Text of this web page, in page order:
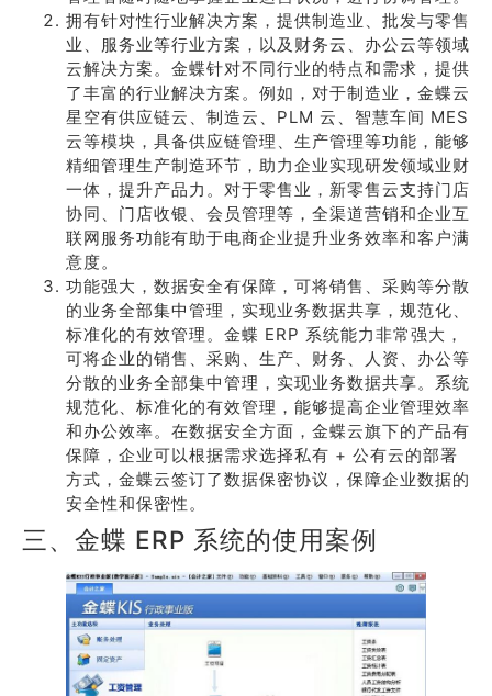
拥有针对性行业解决方案，提供制造业、批发与零售
业、服务业等行业方案，以及财务云、办公云等领域
云解决方案。金蝶针对不同行业的特点和需求，提供
了丰富的行业解决方案。例如，对于制造业，金蝶云
星空有供应链云、制造云、PLM 云、智慧车间 MES
云等模块，具备供应链管理、生产管理等功能，能够
精细管理生产制造环节，助力企业实现研发领域业财
一体，提升产品力。对于零售业，新零售云支持门店
协同、门店收银、会员管理等，全渠道营销和企业互
联网服务功能有助于电商企业提升业务效率和客户满
意度。
功能强大，数据安全有保障，可将销售、采购等分散
的业务全部集中管理，实现业务数据共享，规范化、
标准化的有效管理。金蝶 ERP 系统能力非常强大，
可将企业的销售、采购、生产、财务、人资、办公等
分散的业务全部集中管理，实现业务数据共享。系统
规范化、标准化的有效管理，能够提高企业管理效率
和办公效率。在数据安全方面，金蝶云旗下的产品有
保障，企业可以根据需求选择私有 + 公有云的部署
方式，金蝶云签订了数据保密协议，保障企业数据的
安全性和保密性。
三、金蝶 ERP 系统的使用案例